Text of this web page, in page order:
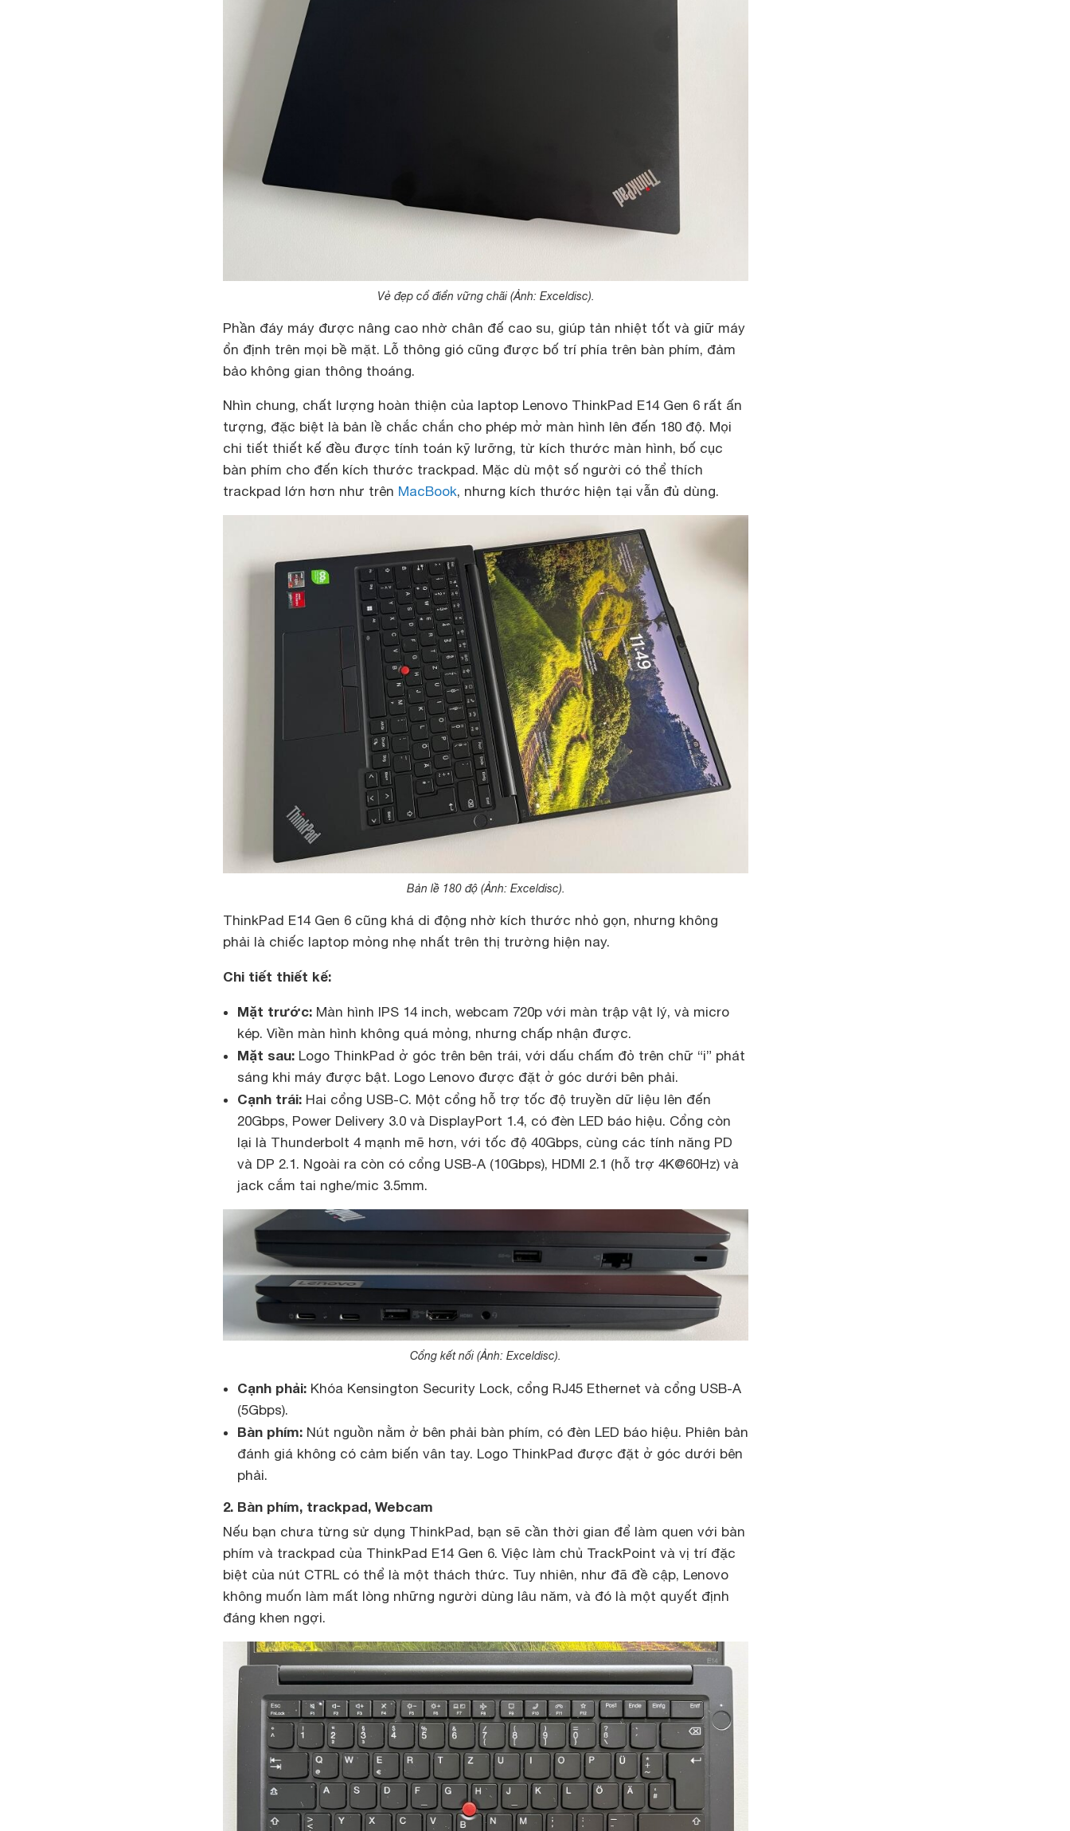
Vẻ đẹp cổ điển vững chãi (Ảnh: Exceldisc).
Phần đáy máy được nâng cao nhờ chân đế cao su, giúp tản nhiệt tốt và giữ máy
ổn định trên mọi bề mặt. Lỗ thông gió cũng được bố trí phía trên bàn phím, đảm
bảo không gian thông thoáng.
Nhìn chung, chất lượng hoàn thiện của laptop Lenovo ThinkPad E14 Gen 6 rất ấn
tượng, đặc biệt là bản lề chắc chắn cho phép mở màn hình lên đến 180 độ. Mọi
chi tiết thiết kế đều được tính toán kỹ lưỡng, từ kích thước màn hình, bố cục
bàn phím cho đến kích thước trackpad. Mặc dù một số người có thể thích
trackpad lớn hơn như trên MacBook, nhưng kích thước hiện tại vẫn đủ dùng.
Bản lề 180 độ (Ảnh: Exceldisc).
ThinkPad E14 Gen 6 cũng khá di động nhờ kích thước nhỏ gọn, nhưng không
phải là chiếc laptop mỏng nhẹ nhất trên thị trường hiện nay.
Chi tiết thiết kế:
Mặt trước: Màn hình IPS 14 inch, webcam 720p với màn trập vật lý, và micro
kép. Viền màn hình không quá mỏng, nhưng chấp nhận được.
Mặt sau: Logo ThinkPad ở góc trên bên trái, với dấu chấm đỏ trên chữ “i” phát
sáng khi máy được bật. Logo Lenovo được đặt ở góc dưới bên phải.
Cạnh trái: Hai cổng USB-C. Một cổng hỗ trợ tốc độ truyền dữ liệu lên đến
20Gbps, Power Delivery 3.0 và DisplayPort 1.4, có đèn LED báo hiệu. Cổng còn
lại là Thunderbolt 4 mạnh mẽ hơn, với tốc độ 40Gbps, cùng các tính năng PD
và DP 2.1. Ngoài ra còn có cổng USB-A (10Gbps), HDMI 2.1 (hỗ trợ 4K@60Hz) và
jack cắm tai nghe/mic 3.5mm.
Cổng kết nối (Ảnh: Exceldisc).
Cạnh phải: Khóa Kensington Security Lock, cổng RJ45 Ethernet và cổng USB-A
(5Gbps).
Bàn phím: Nút nguồn nằm ở bên phải bàn phím, có đèn LED báo hiệu. Phiên bản
đánh giá không có cảm biến vân tay. Logo ThinkPad được đặt ở góc dưới bên
phải.
2. Bàn phím, trackpad, Webcam
Nếu bạn chưa từng sử dụng ThinkPad, bạn sẽ cần thời gian để làm quen với bàn
phím và trackpad của ThinkPad E14 Gen 6. Việc làm chủ TrackPoint và vị trí đặc
biệt của nút CTRL có thể là một thách thức. Tuy nhiên, như đã đề cập, Lenovo
không muốn làm mất lòng những người dùng lâu năm, và đó là một quyết định
đáng khen ngợi.